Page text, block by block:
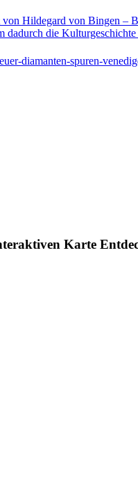
Hildegard von Bingen –
dadurch die
diamanten-spuren-
Karte